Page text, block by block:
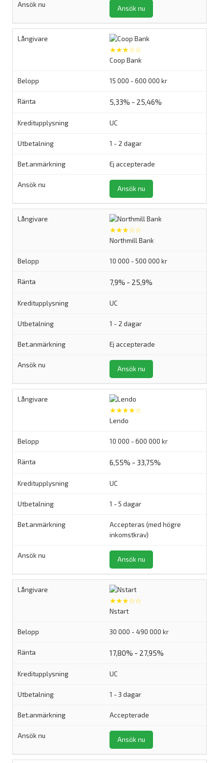
Ansök nu
★★★☆☆
Coop Bank
15 000 - 600 000 kr
5,33% - 25,46%
UC
1 - 2 dagar
Ej accepterade
Ansök nu
★★★☆☆
Northmill Bank
10 000 - 500 000 kr
7,9% - 25,9%
UC
1 - 2 dagar
Ej accepterade
Ansök nu
★★★★☆
Lendo
10 000 - 600 000 kr
6,55% - 33,75%
UC
1 - 5 dagar
Accepteras (med högre
inkomstkrav)
Ansök nu
★★★☆☆
Nstart
30 000 - 490 000 kr
17,80% - 27,95%
UC
1 - 3 dagar
Accepterade
Ansök nu